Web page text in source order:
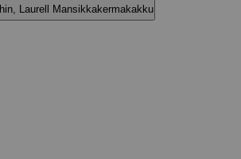
Laurell Mansikkakermakakku